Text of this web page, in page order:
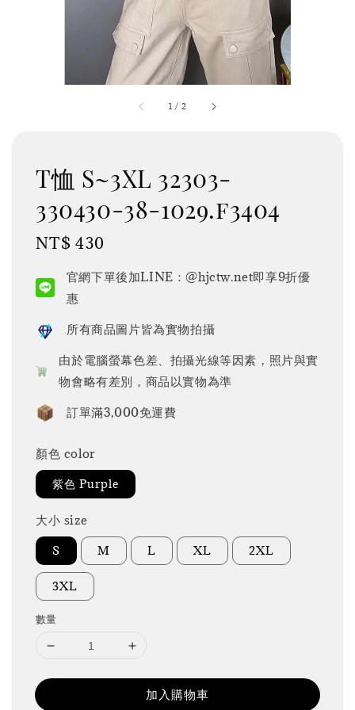
1 / 2
T恤 S~3XL 32303-
330430-38-1029.f3404
Regular
NT$ 430
官網下單後加LINE：@hjctw.net即享9折優
惠
所有商品圖片皆為實物拍攝
由於電腦螢幕色差、拍攝光線等因素，照片與實
物會略有差別，商品以實物為準
訂單滿3,000免運費
顏色 color
紫色 Purple
大小 size
S M L XL 2XL
3XL
數量
加入購物車